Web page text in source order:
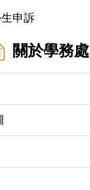
申訴
關於學務處